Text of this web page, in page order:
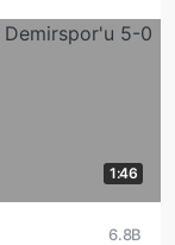
1:46
6.8B